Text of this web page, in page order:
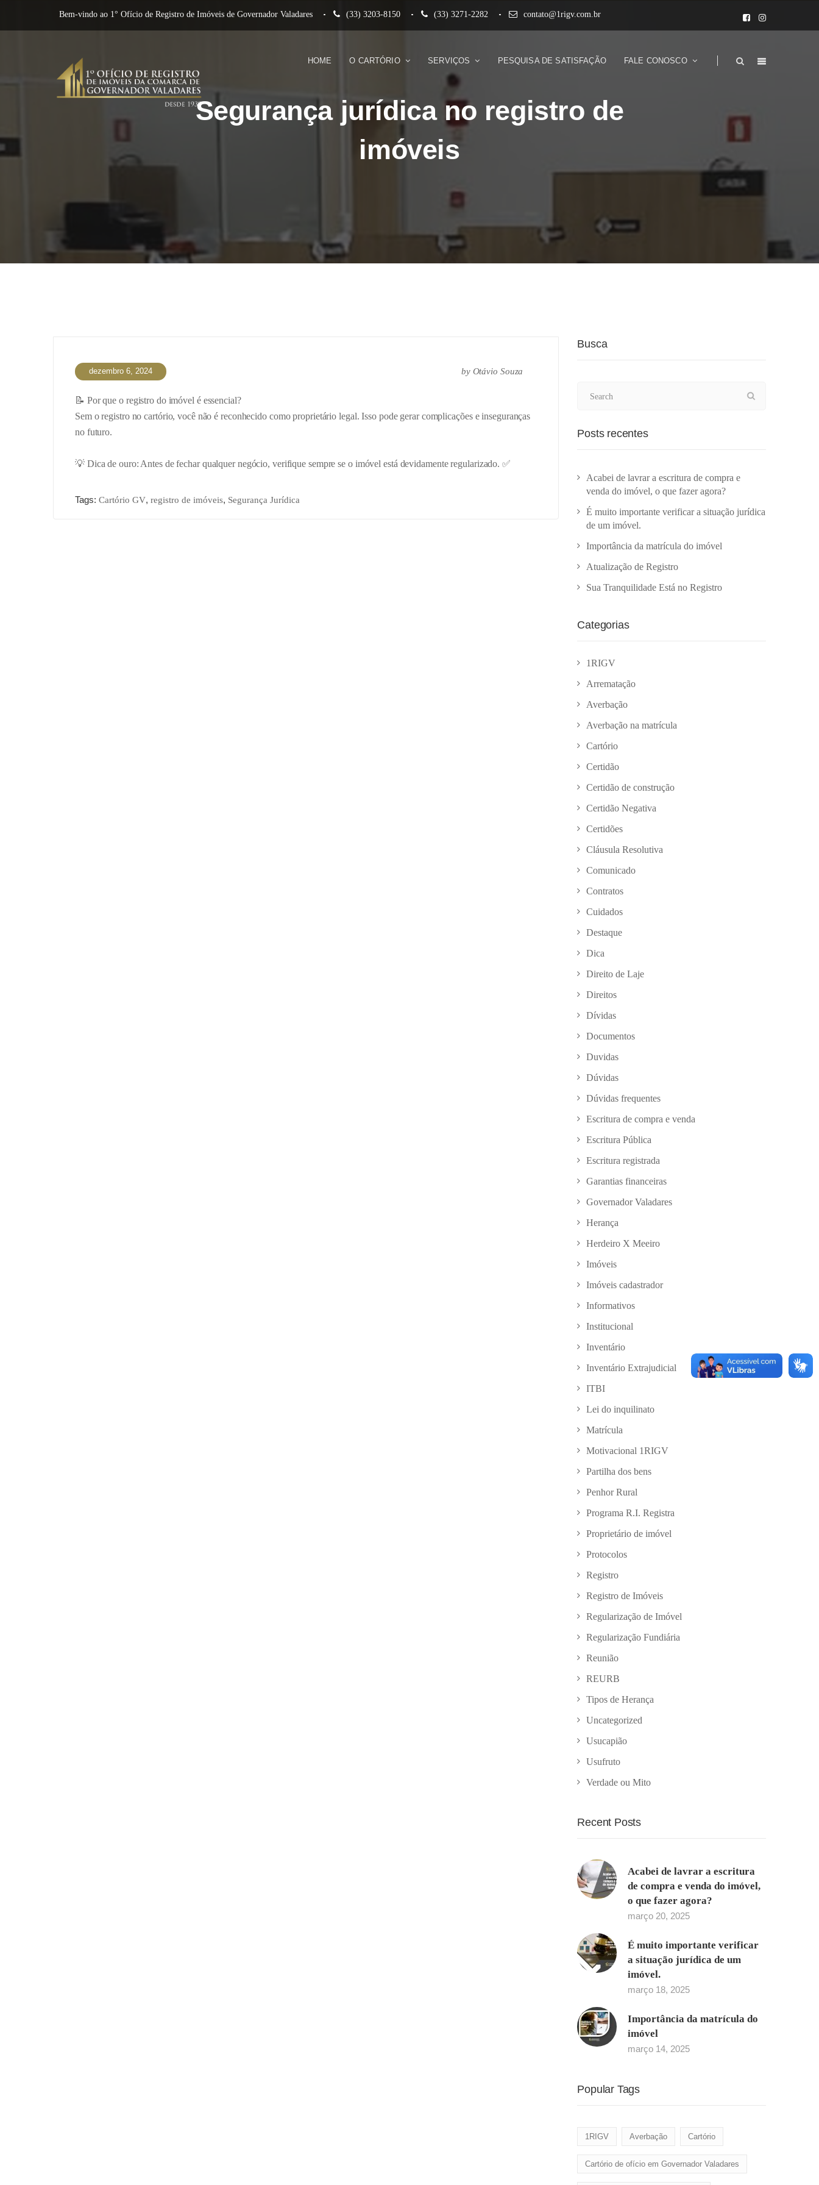
Bem-vindo ao 1° Ofício de Registro de Imóveis de Governador Valadares (33) 3203-8150 (33) 3271-2282 contato@1rigv.com.br
HOME O CARTÓRIO SERVIÇOS PESQUISA DE SATISFAÇÃO FALE CONOSCO
Segurança jurídica no registro de
imóveis
dezembro 6, 2024 by Otávio Souza
📝 Por que o registro do imóvel é essencial?
Sem o registro no cartório, você não é reconhecido como proprietário legal. Isso pode gerar complicações e inseguranças
no futuro.
💡 Dica de ouro: Antes de fechar qualquer negócio, verifique sempre se o imóvel está devidamente regularizado. ✅
Tags: Cartório GV, registro de imóveis, Segurança Jurídica
Busca
Posts recentes
Acabei de lavrar a escritura de compra e
venda do imóvel, o que fazer agora?
É muito importante verificar a situação jurídica
de um imóvel.
Importância da matrícula do imóvel
Atualização de Registro
Sua Tranquilidade Está no Registro
Categorias
1RIGV
Arrematação
Averbação
Averbação na matrícula
Cartório
Certidão
Certidão de construção
Certidão Negativa
Certidões
Cláusula Resolutiva
Comunicado
Contratos
Cuidados
Destaque
Dica
Direito de Laje
Direitos
Dívidas
Documentos
Duvidas
Dúvidas
Dúvidas frequentes
Escritura de compra e venda
Escritura Pública
Escritura registrada
Garantias financeiras
Governador Valadares
Herança
Herdeiro X Meeiro
Imóveis
Imóveis cadastrador
Informativos
Institucional
Inventário
Inventário Extrajudicial
ITBI
Lei do inquilinato
Matrícula
Motivacional 1RIGV
Partilha dos bens
Penhor Rural
Programa R.I. Registra
Proprietário de imóvel
Protocolos
Registro
Registro de Imóveis
Regularização de Imóvel
Regularização Fundiária
Reunião
REURB
Tipos de Herança
Uncategorized
Usucapião
Usufruto
Verdade ou Mito
Recent Posts
Acabei de lavrar a escritura
de compra e venda do imóvel,
o que fazer agora?
março 20, 2025
É muito importante verificar
a situação jurídica de um
imóvel.
março 18, 2025
Importância da matrícula do
imóvel
março 14, 2025
Popular Tags
1RIGV Averbação Cartório
Cartório de ofício em Governador Valadares